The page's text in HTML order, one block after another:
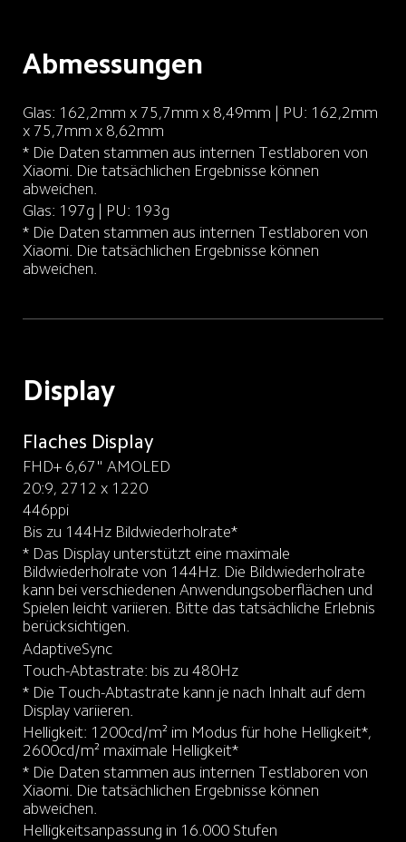
Abmessungen
Glas: 162,2mm x 75,7mm x 8,49mm | PU: 162,2mm
* Die Daten stammen aus internen Testlaboren von
Xiaomi. Die tatsächlichen Ergebnisse können
abweichen.
* Die Daten stammen aus internen Testlaboren von
Xiaomi. Die tatsächlichen Ergebnisse können
abweichen.
Display
Flaches Display
FHD+ 6,67" AMOLED
20:9, 2712 x 1220
446ppi
Bis zu 144Hz Bildwiederholrate*
* Das Display unterstützt eine maximale
Bildwiederholrate von 144Hz. Die Bildwiederholrate
kann bei verschiedenen Anwendungsoberflächen und
Spielen leicht variieren. Bitte das tatsächliche Erlebnis
berücksichtigen.
AdaptiveSync
Touch-Abtastrate: bis zu 480Hz
* Die Touch-Abtastrate kann je nach Inhalt auf dem
Display variieren.
Helligkeit: 1200cd/m² im Modus für hohe Helligkeit*,
* Die Daten stammen aus internen Testlaboren von
Xiaomi. Die tatsächlichen Ergebnisse können
abweichen.
Helligkeitsanpassung in 16.000 Stufen